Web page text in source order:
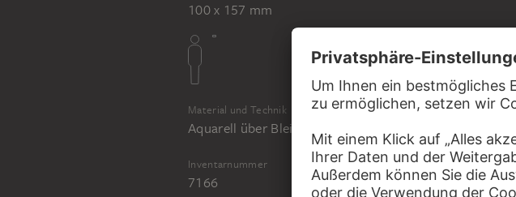
100 x 157 mm
Material und Technik
Aquarell über Bleistift auf gräulichem Karton
Inventarnummer
7166